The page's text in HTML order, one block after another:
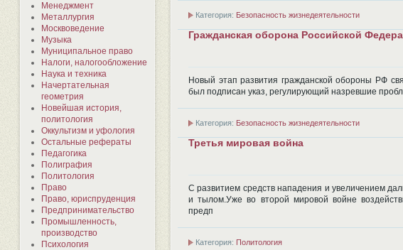
Менеджмент
Металлургия
Москвоведение
Музыка
Муниципальное право
Налоги, налогообложение
Наука и техника
Начертательная
геометрия
Новейшая история,
политология
Оккультизм и уфология
Остальные рефераты
Педагогика
Полиграфия
Политология
Право
Право, юриспруденция
Предпринимательство
Промышленность,
производство
Психология
Категория: Безопасность жизнедеятельности
Гражданская оборона Российской
Новый этап развития гражданской обороны РФ
был подписан указ, регулирующий назревшие
Категория: Безопасность жизнедеятельности
Третья мировая война
С развитием средств нападения и увеличением
и тылом.Уже во второй мировой войне
предп
Категория: Политология